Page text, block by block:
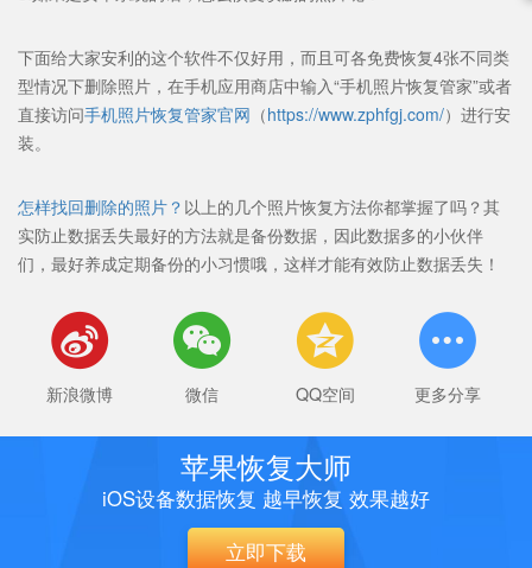
下面给大家安利的这个软件不仅好用，而且可各免费恢复4张不同类
型情况下删除照片，在手机应用商店中输入“手机照片恢复管家”或者
直接访问手机照片恢复管家官网 （https://www.zphfgj.com/）进行安
装。
怎样找回删除的照片？ 以上的几个照片恢复方法你都掌握了吗？其
实防止数据丢失最好的方法就是备份数据，因此数据多的小伙伴
们，最好养成定期备份的小习惯哦，这样才能有效防止数据丢失！

新浪微博

微信

QQ空间

更多分享
苹果恢复大师
iOS设备数据恢复 越早恢复 效果越好
立即下载